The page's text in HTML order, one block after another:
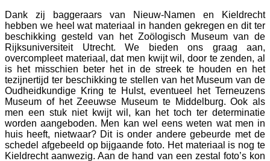
Dank zij baggeraars van Nieuw-Namen en Kieldrecht
hebben we heel wat materiaal in handen gekregen en dit ter
beschikking gesteld van het Zoölogisch Museum van de
Rijksuniversiteit Utrecht. We bieden ons graag aan,
overcompleet materiaal, dat men kwijt wil, door te zenden, al
is het misschien beter het in de streek te houden en het
tezijnertijd ter beschikking te stellen van het Museum van de
Oudheidkundige Kring te Hulst, eventueel het Terneuzens
Museum of het Zeeuwse Museum te Middelburg. Ook als
men een stuk niet kwijt wil, kan het toch ter determinatie
worden aangeboden. Men kan wel eens weten wat men in
huis heeft, nietwaar? Dit is onder andere gebeurde met de
schedel afgebeeld op bijgaande foto. Het materiaal is nog te
Kieldrecht aanwezig. Aan de hand van een zestal foto’s kon